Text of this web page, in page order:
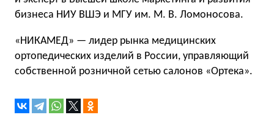
бизнеса НИУ ВШЭ и МГУ им. М. В. Ломоносова.
«НИКАМЕД» — лидер рынка медицинских
ортопедических изделий в России, управляющий
собственной розничной сетью салонов «Ортека».